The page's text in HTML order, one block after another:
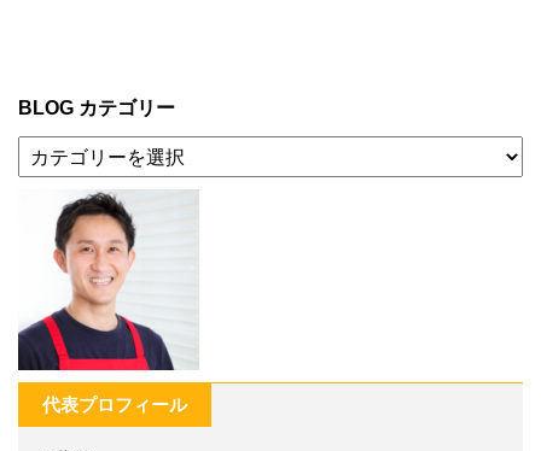
BLOG カテゴリー
代表プロフィール